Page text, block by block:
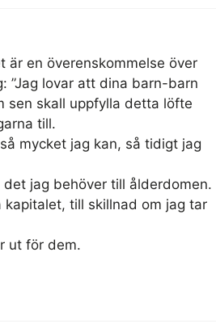
är en överenskommelse över
”Jag lovar att dina barn-barn
sen skall uppfylla detta löfte
till.
mycket jag kan, så tidigt jag
jag behöver till ålderdomen.
till skillnad om jag tar
ut för dem.